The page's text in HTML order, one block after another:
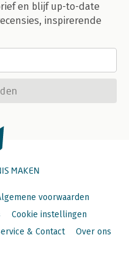
en blijf up-to-date
inspirerende
MAKEN
voorwaarden
Cookie instellingen
& Contact Over ons